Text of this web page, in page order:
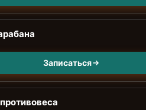
Записаться